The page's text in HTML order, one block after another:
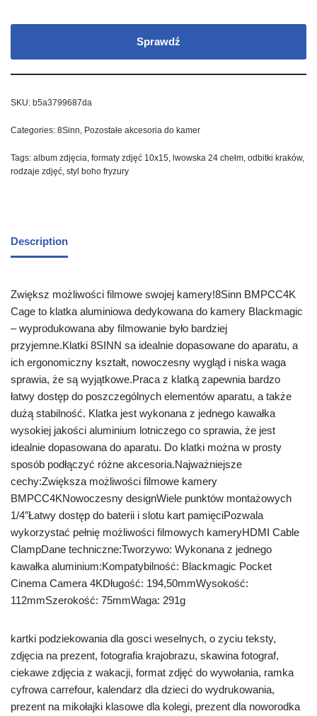
Sprawdź
SKU: b5a3799687da
Categories: 8Sinn, Pozostałe akcesoria do kamer
Tags: album zdjęcia, formaty zdjęć 10x15, lwowska 24 chełm, odbitki kraków,
rodzaje zdjęć, styl boho fryzury
Description
Zwiększ możliwości filmowe swojej kamery!8Sinn BMPCC4K
Cage to klatka aluminiowa dedykowana do kamery Blackmagic
– wyprodukowana aby filmowanie było bardziej
przyjemne.Klatki 8SINN sa idealnie dopasowane do aparatu, a
ich ergonomiczny kształt, nowoczesny wygląd i niska waga
sprawia, że są wyjątkowe.Praca z klatką zapewnia bardzo
łatwy dostęp do poszczególnych elementów aparatu, a także
dużą stabilność. Klatka jest wykonana z jednego kawałka
wysokiej jakości aluminium lotniczego co sprawia, że jest
idealnie dopasowana do aparatu. Do klatki można w prosty
sposób podłączyć różne akcesoria.Najważniejsze
cechy:Zwiększa możliwości filmowe kamery
BMPCC4KNowoczesny designWiele punktów montażowych
1/4″Łatwy dostęp do baterii i slotu kart pamięciPozwala
wykorzystać pełnię możliwości filmowych kameryHDMI Cable
ClampDane techniczne:Tworzywo: Wykonana z jednego
kawałka aluminium:Kompatybilność: Blackmagic Pocket
Cinema Camera 4KDługość: 194,50mmWysokość:
112mmSzerokość: 75mmWaga: 291g
kartki podziekowania dla gosci weselnych, o zyciu teksty,
zdjęcia na prezent, fotografia krajobrazu, skawina fotograf,
ciekawe zdjęcia z wakacji, format zdjęć do wywołania, ramka
cyfrowa carrefour, kalendarz dla dzieci do wydrukowania,
prezent na mikołajki klasowe dla kolegi, prezent dla noworodka